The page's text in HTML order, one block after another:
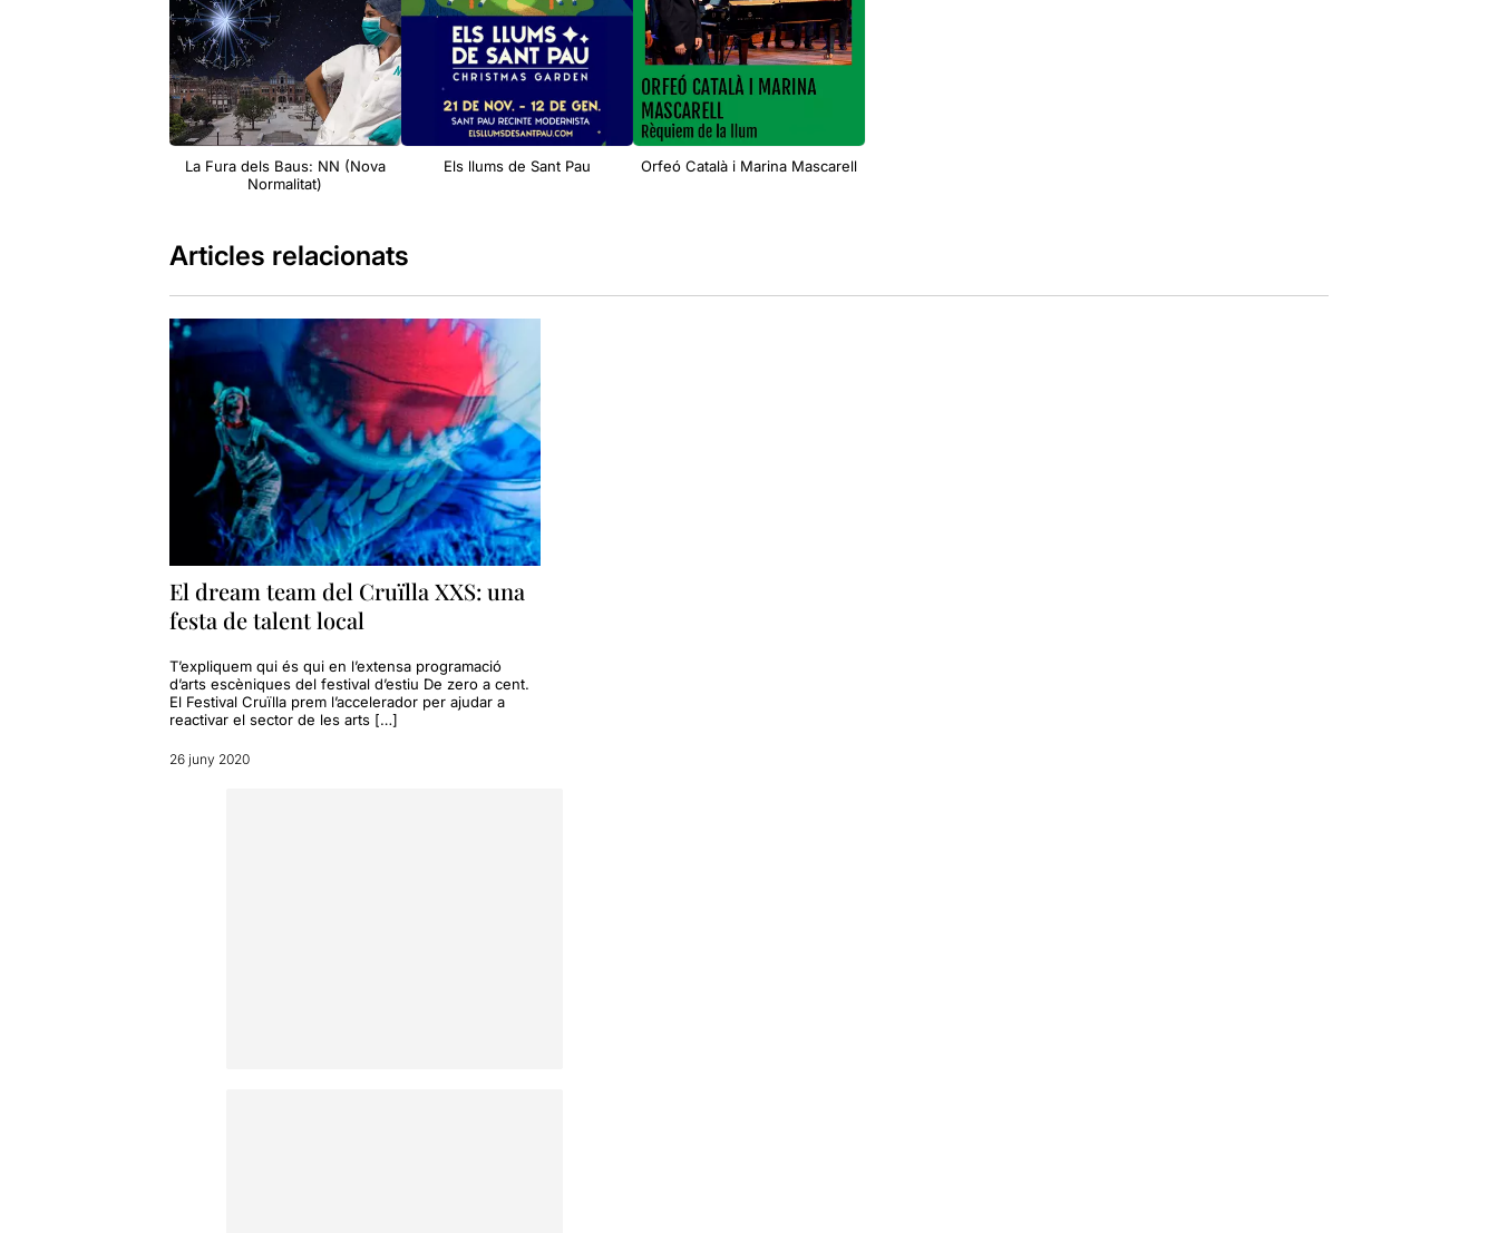
La Fura dels Baus: NN (Nova
Normalitat)
Els llums de Sant Pau Orfeó Català i Marina Mascarell
Articles relacionats
El dream team del Cruïlla XXS: una
festa de talent local
T’expliquem qui és qui en l’extensa programació
d’arts escèniques del festival d’estiu De zero a cent.
El Festival Cruïlla prem l’accelerador per ajudar a
reactivar el sector de les arts […]
26 juny 2020